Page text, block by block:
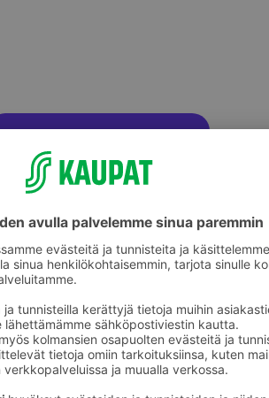
Lasten pihalelut